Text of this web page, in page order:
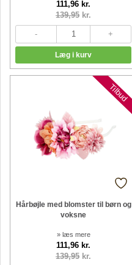
111,96 kr.
139,95 kr.
Hårbøjle med blomster til børn og
voksne
» læs mere
111,96 kr.
139,95 kr.
Tilbud